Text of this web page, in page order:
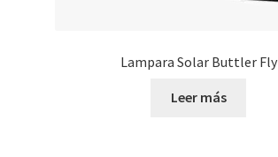
Lampara Solar Buttler Fly
Leer más